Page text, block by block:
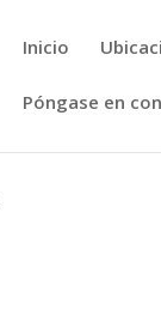
Inicio
Póngase en